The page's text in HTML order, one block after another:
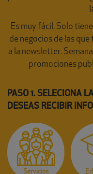
Es muy fácil. Solo
de negocios de las
a la newsletter.
promociones
PASO 1. SELECIONA
DESEAS RECIBIR
Servicios